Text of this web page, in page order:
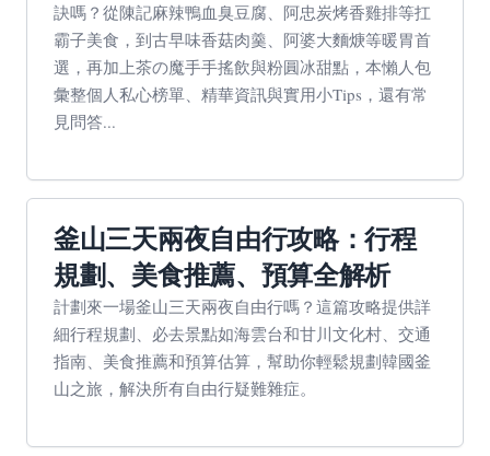
訣嗎？從陳記麻辣鴨血臭豆腐、阿忠炭烤香雞排等扛
霸子美食，到古早味香菇肉羹、阿婆大麵焿等暖胃首
選，再加上茶の魔手手搖飲與粉圓冰甜點，本懶人包
彙整個人私心榜單、精華資訊與實用小Tips，還有常
見問答...
釜山三天兩夜自由行攻略：行程
規劃、美食推薦、預算全解析
計劃來一場釜山三天兩夜自由行嗎？這篇攻略提供詳
細行程規劃、必去景點如海雲台和甘川文化村、交通
指南、美食推薦和預算估算，幫助你輕鬆規劃韓國釜
山之旅，解決所有自由行疑難雜症。